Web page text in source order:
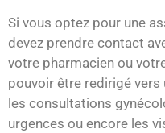
Si vous optez pour une
devez prendre contact
votre pharmacien ou
pouvoir être redirigé
les consultations
urgences ou encore les